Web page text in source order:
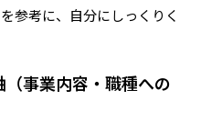
参考に、自分にしっくりく
（事業内容・職種への